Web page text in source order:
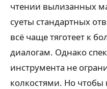
чтении вылизанных
суеты стандартных
всё чаще тяготеет к
диалогам. Однако
инструмента не
колкостями. Но